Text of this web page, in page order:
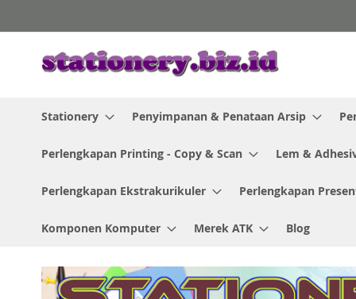
to
Stationery
Penyimpanan & Penataan Arsip
Perlengkapan Printing - Copy & Scan Lem &
Perlengkapan Ekstrakurikuler Perlengkapan
Komponen Komputer Merek ATK Blog